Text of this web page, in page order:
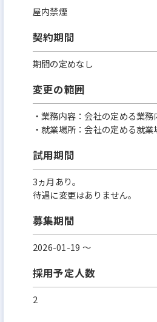
屋内禁煙
契約期間
期間の定めなし
変更の範囲
・業務内容：会社の定める業
・就業場所：会社の定める就
試用期間
3ヵ月あり。
待遇に変更はありません。
募集期間
2026-01-19 〜
採用予定人数
2